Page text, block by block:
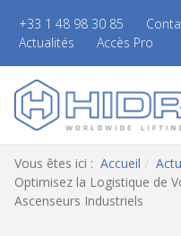
+33 1 48 98 30 85
Actualités
Accès Pro
Vous êtes ici : Accueil
Optimisez la Logistique de
Ascenseurs Industriels